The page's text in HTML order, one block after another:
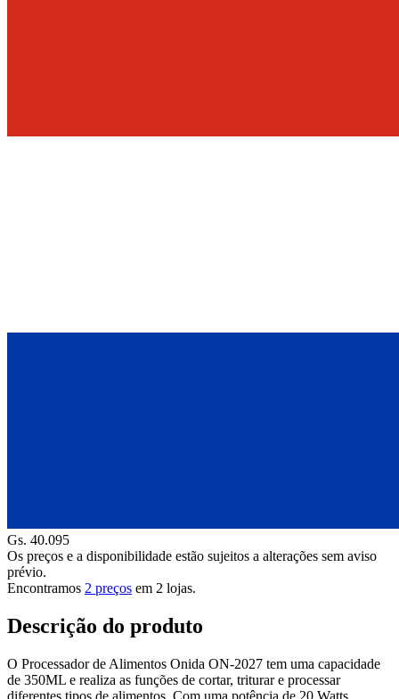
Gs. 40.095
Os preços e a disponibilidade estão sujeitos a alterações sem aviso
prévio.
Encontramos 2 preços em 2 lojas.
Descrição do produto
O Processador de Alimentos Onida ON-2027 tem uma capacidade
de 350ML e realiza as funções de cortar, triturar e processar
diferentes tipos de alimentos. Com uma potência de 20 Watts,